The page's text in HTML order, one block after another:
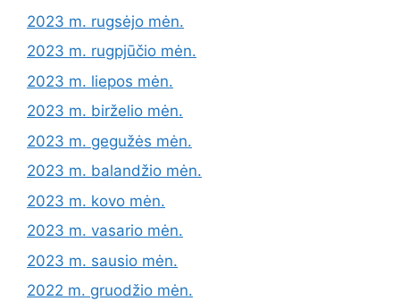
2023 m. rugsėjo mėn.
2023 m. rugpjūčio mėn.
2023 m. liepos mėn.
2023 m. birželio mėn.
2023 m. gegužės mėn.
2023 m. balandžio mėn.
2023 m. kovo mėn.
2023 m. vasario mėn.
2023 m. sausio mėn.
2022 m. gruodžio mėn.